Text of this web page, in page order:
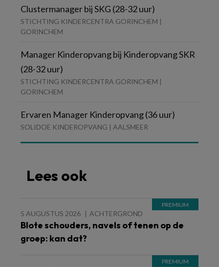
Clustermanager bij SKG (28-32 uur)
STICHTING KINDERCENTRA GORINCHEM |
GORINCHEM
Manager Kinderopvang bij Kinderopvang SKR
(28-32 uur)
STICHTING KINDERCENTRA GORINCHEM |
GORINCHEM
Ervaren Manager Kinderopvang (36 uur)
SOLIDOE KINDEROPVANG | AALSMEER
Lees ook
5 AUGUSTUS 2026 ACHTERGROND
Blote schouders, navels of tenen op de
groep: kan dat?